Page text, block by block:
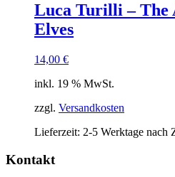
Luca Turilli – The
Elves
14,00 €
inkl. 19 % MwSt.
zzgl. Versandkosten
Lieferzeit: 2-5 Werktage nach
Kontakt